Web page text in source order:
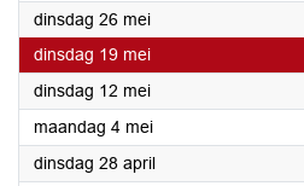
dinsdag 26 mei2026
dinsdag 19 mei2026
dinsdag 12 mei2026
maandag 4 mei2026
dinsdag 28 april2026